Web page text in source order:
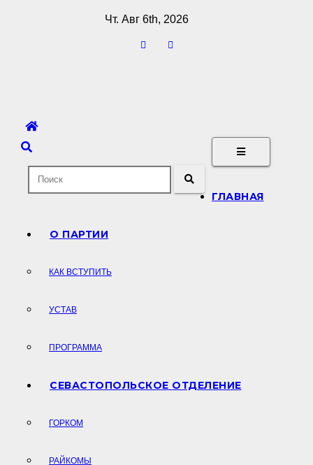
Чт. Авг 6th, 2026
ГЛАВНАЯ
О ПАРТИИ
КАК ВСТУПИТЬ
УСТАВ
ПРОГРАММА
СЕВАСТОПОЛЬСКОЕ ОТДЕЛЕНИЕ
ГОРКОМ
РАЙКОМЫ